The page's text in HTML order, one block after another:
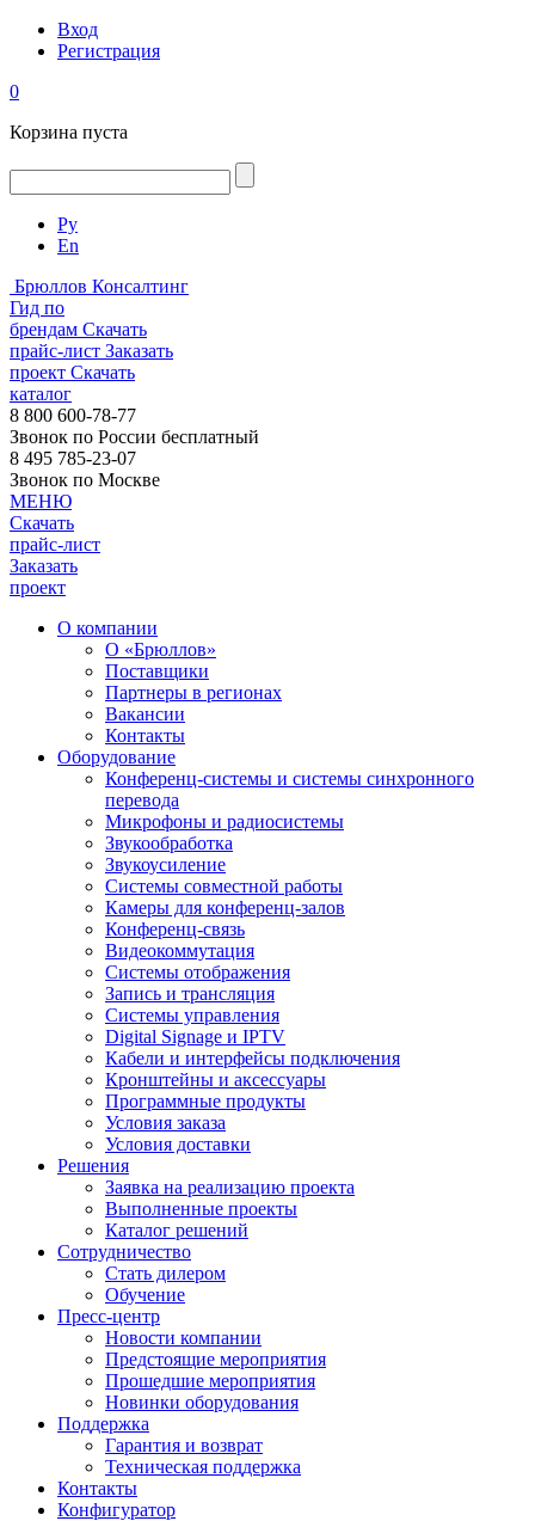
Вход
Регистрация
0
Корзина пуста
Ру
En
Брюллов Консалтинг
Гид по
брендам Скачать
прайс-лист Заказать
проект Скачать
каталог
8 800 600-78-77
Звонок по России бесплатный
8 495 785-23-07
Звонок по Москве
МЕНЮ
Скачать
прайс-лист
Заказать
проект
О компании
О «Брюллов»
Поставщики
Партнеры в регионах
Вакансии
Контакты
Оборудование
Конференц-системы и системы синхронного
перевода
Микрофоны и радиосистемы
Звукообработка
Звукоусиление
Системы совместной работы
Камеры для конференц-залов
Конференц-связь
Видеокоммутация
Системы отображения
Запись и трансляция
Системы управления
Digital Signage и IPTV
Кабели и интерфейсы подключения
Кронштейны и аксессуары
Программные продукты
Условия заказа
Условия доставки
Решения
Заявка на реализацию проекта
Выполненные проекты
Каталог решений
Сотрудничество
Стать дилером
Обучение
Пресс-центр
Новости компании
Предстоящие мероприятия
Прошедшие мероприятия
Новинки оборудования
Поддержка
Гарантия и возврат
Техническая поддержка
Контакты
Конфигуратор